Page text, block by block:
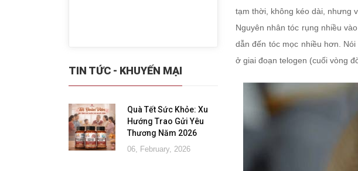
tạm thời, không kéo dài, nhưng
Nguyên nhân tóc rụng nhiều
dẫn đến tóc mọc nhiều hơn.
ở giai đoạn telogen (cuối vòng
TIN TỨC - KHUYẾN MẠI
Quà Tết Sức Khỏe: Xu
Hướng Trao Gửi Yêu
Thương Năm 2026
06, February, 2026